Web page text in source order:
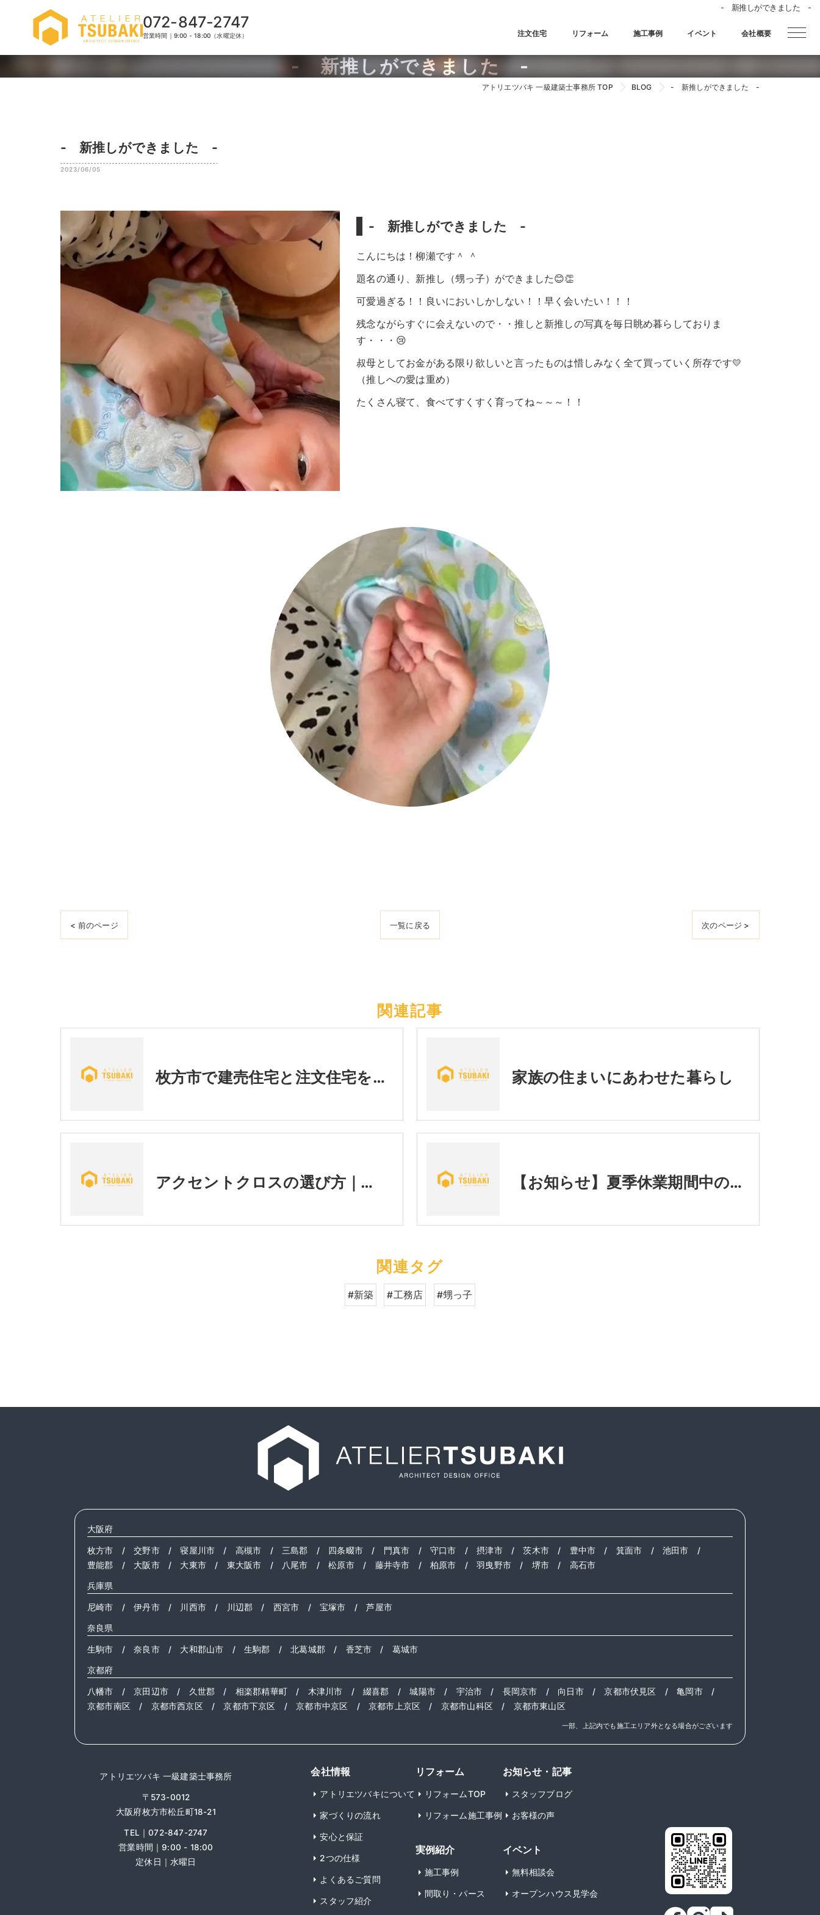
- 新推しができました -
072-847-2747
営業時間｜9:00 - 18:00（水曜定休） 注文住宅 リフォーム 施工事例 イベント 会社概要
- 新推しができました -
アトリエツバキ 一級建築士事務所 TOP BLOG - 新推しができました -
- 新推しができました -
2023/06/05
- 新推しができました -
こんにちは！柳瀬です＾ ＾
題名の通り、新推し（甥っ子）ができました😊👏
可愛過ぎる！！良いにおいしかしない！！早く会いたい！！！
残念ながらすぐに会えないので・・推しと新推しの写真を毎日眺め暮らしておりま
す・・・😢
叔母としてお金がある限り欲しいと言ったものは惜しみなく全て買っていく所存です💛
（推しへの愛は重め）
たくさん寝て、食べてすくすく育ってね～～～！！
< 前のページ 一覧に戻る 次のページ >
関連記事
枚方市で建売住宅と注文住宅を比較｜あなたに合う家の選び方とは？ 家族の住まいにあわせた暮らし
アクセントクロスの選び方｜後悔しないために知っておきたい3つのポイント💡 【お知らせ】夏季休業期間中の営業に関するご案内
関連タグ
#新築 #工務店 #甥っ子
大阪府
枚方市 /交野市/寝屋川市 / 高槻市 / 三島郡 / 四条畷市 / 門真市 / 守口市 /摂津市/茨木市/ 豊中市 / 箕面市 /池田市 /
豊能郡 / 大阪市/ 大東市 / 東大阪市 / 八尾市 /松原市/ 藤井寺市 / 柏原市 /羽曳野市/ 堺市/ 高石市
兵庫県
尼崎市 /伊丹市/ 川西市 / 川辺郡 / 西宮市 /宝塚市 /芦屋市
奈良県
生駒市 /奈良市/ 大和郡山市 /生駒郡 /北葛城郡 / 香芝市 / 葛城市
京都府
八幡市 /京田辺市 / 久世郡 / 相楽郡精華町 / 木津川市 /綴喜郡 /城陽市/ 宇治市 / 長岡京市 / 向日市/京都市伏見区 /亀岡市/
京都市南区 / 京都市西京区/京都市下京区 /京都市中京区 /京都市上京区 / 京都市山科区 / 京都市東山区
一部、上記内でも施工エリア外となる場合がございます
アトリエツバキ 一級建築士事務所
〒573-0012
大阪府枚方市松丘町18-21
TEL｜072-847-2747
営業時間｜9:00 - 18:00
定休日｜水曜日
会社情報
アトリエツバキについて
家づくりの流れ
安心と保証
2つの仕様
よくあるご質問
スタッフ紹介
リフォーム
リフォームTOP
リフォーム施工事例
実例紹介
施工事例
間取り・パース
お知らせ・記事
スタッフブログ
お客様の声
イベント
無料相談会
オープンハウス見学会